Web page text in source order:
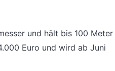
und hält bis 100 Meter
Euro und wird ab Juni